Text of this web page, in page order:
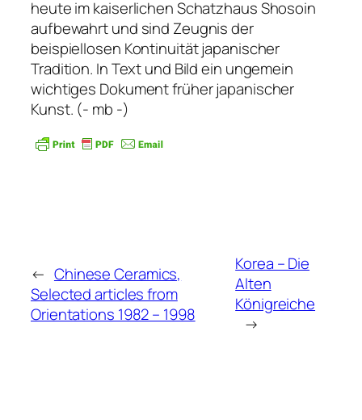
heute im kaiserlichen Schatzhaus Shosoin
aufbewahrt und sind Zeugnis der
beispiellosen Kontinuität japanischer
Tradition. In Text und Bild ein ungemein
wichtiges Dokument früher japanischer
Kunst. (- mb -)
← Chinese Ceramics,
Selected articles from
Orientations 1982 – 1998
Korea – Die
Alten
Königreiche
→